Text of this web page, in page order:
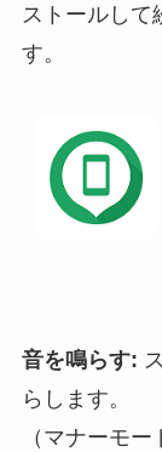
ストールして
す。
音を鳴らす:
らします。
（マナーモ